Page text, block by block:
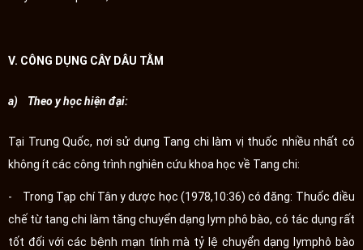
V. CÔNG DỤNG CÂY DÂU TẰM
a) Theo y học hiện đại:
Tại Trung Quốc, nơi sử dụng Tang chi làm vị thuốc nhiều nhất có
không ít các công trình nghiên cứu khoa học về Tang chi:
- Trong Tạp chí Tân y dược học (1978,10:36) có đăng: Thuốc điều
chế từ tang chi làm tăng chuyển dạng lym phô bào, có tác dụng rất
tốt đối với các bệnh mạn tính mà tỷ lệ chuyển dạng lymphô bào